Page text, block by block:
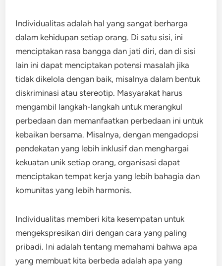
Individualitas adalah hal yang sangat berharga
dalam kehidupan setiap orang. Di satu sisi, ini
menciptakan rasa bangga dan jati diri, dan di sisi
lain ini dapat menciptakan potensi masalah jika
tidak dikelola dengan baik, misalnya dalam bentuk
diskriminasi atau stereotip. Masyarakat harus
mengambil langkah-langkah untuk merangkul
perbedaan dan memanfaatkan perbedaan ini untuk
kebaikan bersama. Misalnya, dengan mengadopsi
pendekatan yang lebih inklusif dan menghargai
kekuatan unik setiap orang, organisasi dapat
menciptakan tempat kerja yang lebih bahagia dan
komunitas yang lebih harmonis.
Individualitas memberi kita kesempatan untuk
mengekspresikan diri dengan cara yang paling
pribadi. Ini adalah tentang memahami bahwa apa
yang membuat kita berbeda adalah apa yang